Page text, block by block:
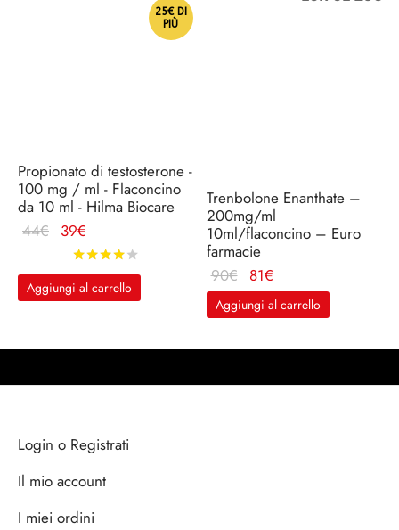
25€ DI
PIÙ
Propionato di testosterone -
100 mg / ml - Flaconcino
da 10 ml - Hilma Biocare
44€ Il
prezzo
originale
era:
39€
prezzo
attuale
è:
su 5
Aggiungi al carrello
Trenbolone Enanthate –
200mg/ml
10ml/flaconcino – Euro
farmacie
90€
Il
prezzo
originale
81€
prezzo
attuale
Aggiungi al carrello
Login o Registrati
Il mio account
I miei ordini